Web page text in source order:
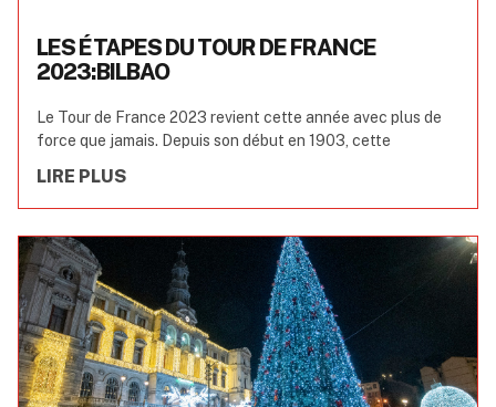
LES ÉTAPES DU TOUR DE FRANCE
2023:BILBAO
Le Tour de France 2023 revient cette année avec plus de
force que jamais. Depuis son début en 1903, cette
LIRE PLUS